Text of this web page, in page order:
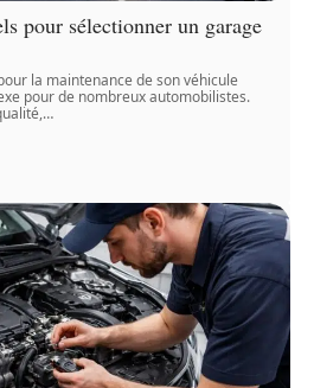
pour sélectionner un garage
la maintenance de son véhicule
pour de nombreux automobilistes.
…